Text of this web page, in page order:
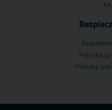
Polityka
Polityka